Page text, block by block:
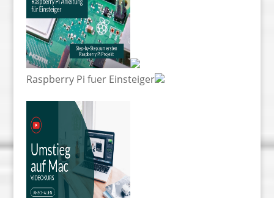
Raspberry Pi fuer Einsteiger